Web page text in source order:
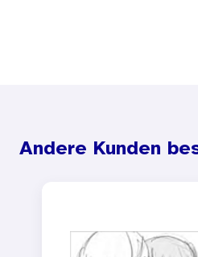
Andere Kunden